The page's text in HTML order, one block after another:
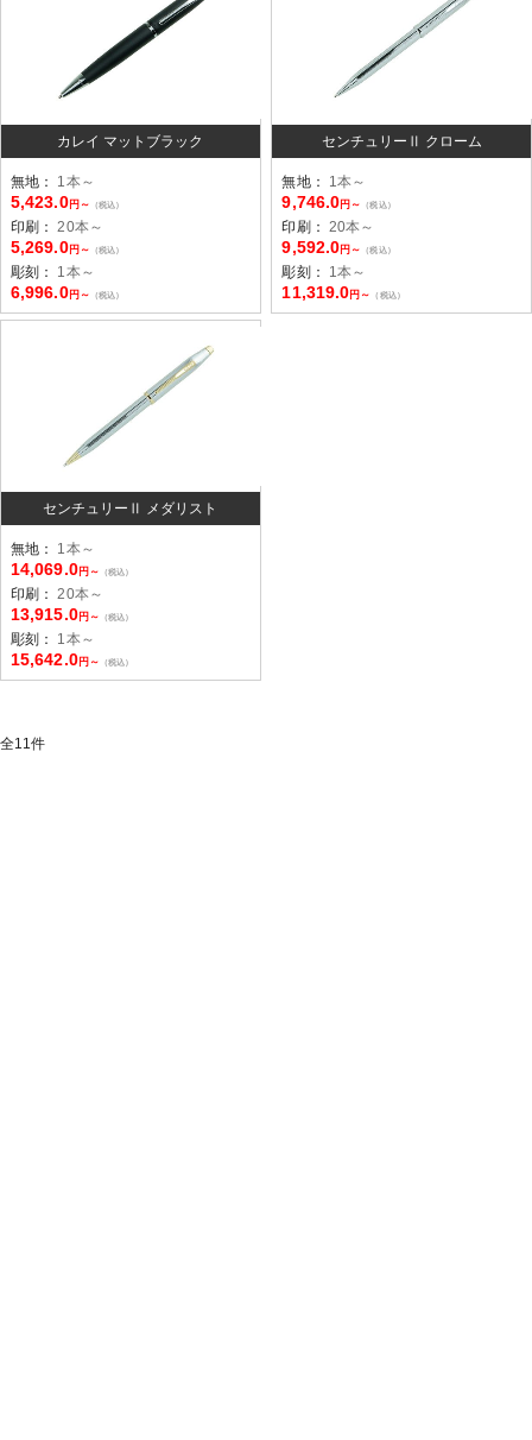
カレイ マットブラック
無地： 1本～
5,423.0円～ （税込）
印刷： 20本～
5,269.0円～ （税込）
彫刻： 1本～
6,996.0円～ （税込）
センチュリーⅡ クローム
無地： 1本～
9,746.0 円～ （税込）
印刷： 20本～
9,592.0 円～ （税込）
彫刻： 1本～
11,319.0 円～ （税込）
センチュリーⅡ メダリスト
無地： 1本～
14,069.0円～ （税込）
印刷： 20本～
13,915.0円～ （税込）
彫刻： 1本～
15,642.0円～ （税込）
全11件